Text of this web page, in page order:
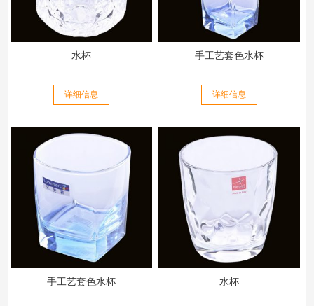
水杯
详细信息
手工艺套色水杯
详细信息
手工艺套色水杯 水杯